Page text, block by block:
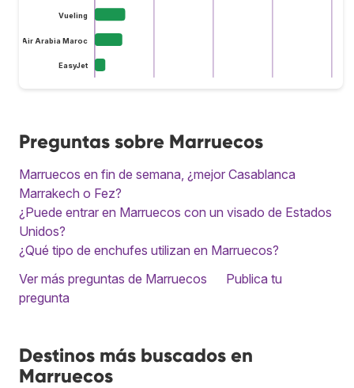
Vueling
Air Arabia Maroc
EasyJet
Preguntas sobre Marruecos
Marruecos en fin de semana, ¿mejor Casablanca
Marrakech o Fez?
¿Puede entrar en Marruecos con un visado de Estados
Unidos?
¿Qué tipo de enchufes utilizan en Marruecos?
Ver más preguntas de Marruecos
Publica tu
pregunta
Destinos más buscados en
Marruecos